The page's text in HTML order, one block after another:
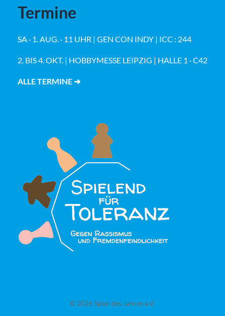
Termine
SA · 1. AUG. · 11 UHR | GEN CON INDY | ICC : 244
2. BIS 4. OKT. | HOBBYMESSE LEIPZIG | HALLE 1 · C42
ALLE TERMINE ➜
© 2026 Spiel des Jahres e.V.